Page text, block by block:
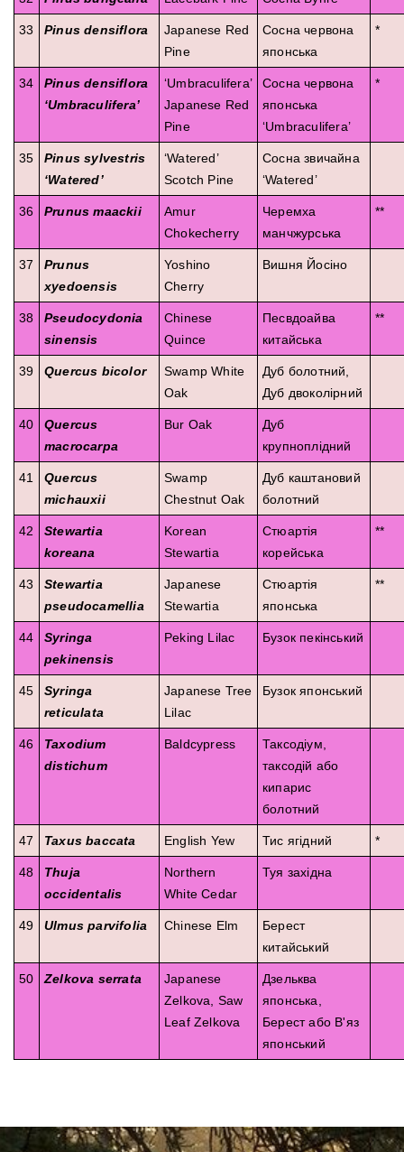
33 Pinus densiflora
Japanese Red
Pine
Сосна червона
японська
*
34
Pinus densiflora
‘Umbraculifera’
‘Umbraculifera’
Japanese Red
Pine
Сосна червона
японська
‘Umbraculifera’
*
35
Pinus sylvestris
‘Watered’
‘Watered’
Scotch Pine
Сосна звичайна
‘Watered’
36 Prunus maackii
Amur
Chokecherry
Черемха
манчжурська
**
37
Prunus
xyedoensis
Yoshino
Cherry
Вишня Йосіно
38
Pseudocydonia
sinensis
Chinese
Quince
Песвдоайва
китайська
**
39 Quercus bicolor
Swamp White
Oak
Дуб болотний,
Дуб двоколірний
40
Quercus
macrocarpa
Bur Oak
Дуб
крупноплідний
41
Quercus
michauxii
Swamp
Chestnut Oak
Дуб каштановий
болотний
42
Stewartia
koreana
Korean
Stewartia
Стюартія
корейська
**
43
Stewartia
pseudocamellia
Japanese
Stewartia
Стюартія
японська
**
44
Syringa
pekinensis
Peking Lilac Бузок пекінський
45
Syringa
reticulata
Japanese Tree
Lilac
Бузок японський
46
Taxodium
distichum
Baldcypress
Таксодіум,
таксодій або
кипарис
болотний
47 Taxus baccata English Yew Тис ягідний *
48
Thuja
occidentalis
Northern
White Cedar
Туя західна
49 Ulmus parvifolia Chinese Elm
Берест
китайський
50 Zelkova serrata
Japanese
Zelkova, Saw
Leaf Zelkova
Дзельква
японська,
Берест або В'яз
японський